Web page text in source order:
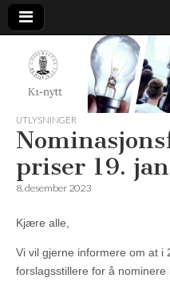
K1-
Nytt
UTLYSNINGER
priser 19.
8. desember 2023
Kjære alle,
Vi vil gjerne informere om at i
forslagsstillere for å